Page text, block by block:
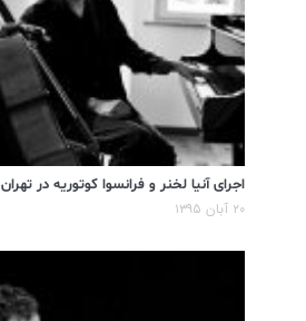
اجرای آنیا لخنر و فرانسوا کوتوریه در تهران
۲۰ آبان ۱۳۹۵